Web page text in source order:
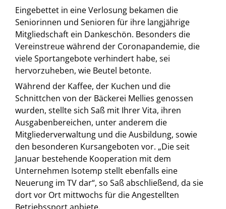
Eingebettet in eine Verlosung bekamen die
Seniorinnen und Senioren für ihre langjährige
Mitgliedschaft ein Dankeschön. Besonders die
Vereinstreue während der Coronapandemie, die
viele Sportangebote verhindert habe, sei
hervorzuheben, wie Beutel betonte.
Während der Kaffee, der Kuchen und die
Schnittchen von der Bäckerei Mellies genossen
wurden, stellte sich Saß mit Ihrer Vita, ihren
Ausgabenbereichen, unter anderem die
Mitgliederverwaltung und die Ausbildung, sowie
den besonderen Kursangeboten vor. „Die seit
Januar bestehende Kooperation mit dem
Unternehmen Isotemp stellt ebenfalls eine
Neuerung im TV dar“, so Saß abschließend, da sie
dort vor Ort mittwochs für die Angestellten